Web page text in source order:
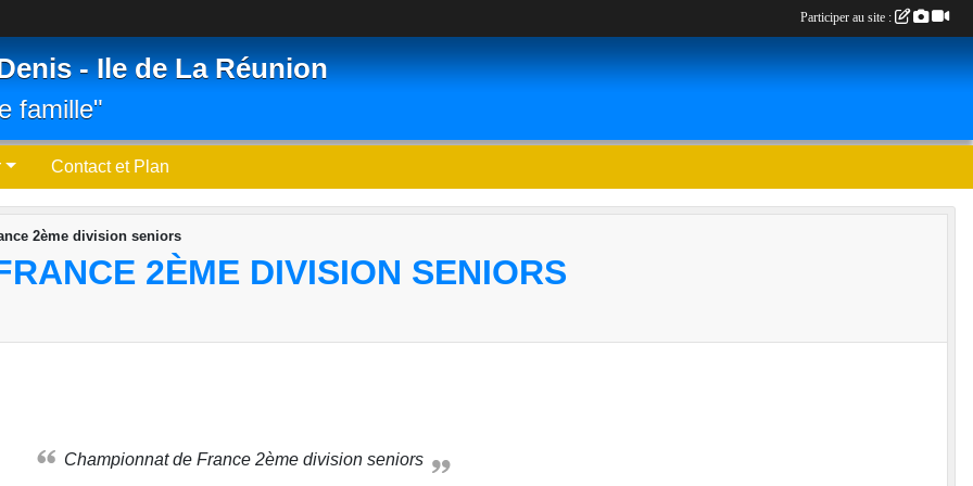
- Ile de La Réunion
famille"
Contact et Plan
2ème division seniors
2ÈME DIVISION SENIORS
Championnat de France 2ème division seniors
Participer au site :